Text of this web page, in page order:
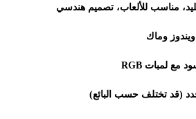
مناسب للألعاب، تصميم هندسي
وماك
مع لمبات
(قد تختلف حسب البائع)